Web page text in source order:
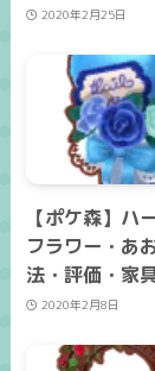
2020年2月25日
【ポケ森】ハ
フラワー・あ
法・評価・家
2020年2月8日